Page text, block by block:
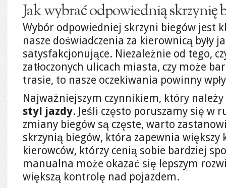
Jak wybrać odpowiednią skrzynię
Wybór odpowiedniej skrzyni biegów jest
nasze doświadczenia za kierownicą były
satysfakcjonujące. Niezależnie od tego,
zatłoczonych ulicach miasta, czy może
trasie, to nasze oczekiwania powinny
Najważniejszym czynnikiem, który
styl jazdy. Jeśli często poruszamy się w
zmiany biegów są częste, warto
skrzynią biegów, która zapewnia
kierowców, którzy cenią sobie bardziej
manualna może okazać się lepszym
większą kontrolę nad pojazdem.